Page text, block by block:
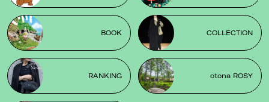
BOOK COLLECTION
RANKING otona ROSY